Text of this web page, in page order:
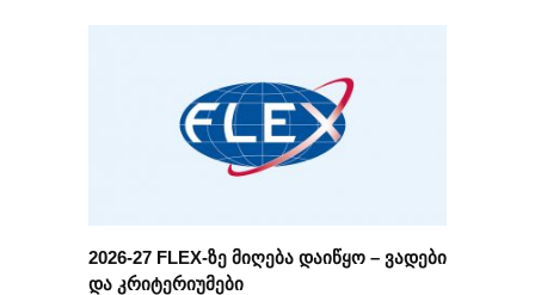
2026-27 FLEX-ზე მიღება დაიწყო – ვადები
და კრიტერიუმები